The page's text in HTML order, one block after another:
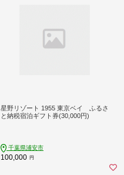
星野リゾート 1955 東京ベイ ふるさ
と納税宿泊ギフト券(30,000円)
千葉県浦安市
100,000 円